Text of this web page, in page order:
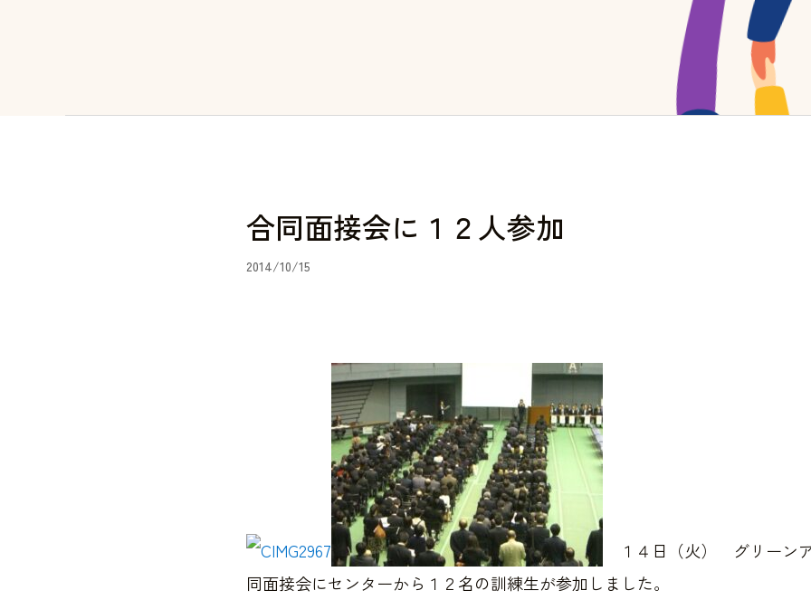
合同面接会に１２人参加
2014/10/15
１４日（火） グリーン
同面接会にセンターから１２名の訓練生が参加しました。